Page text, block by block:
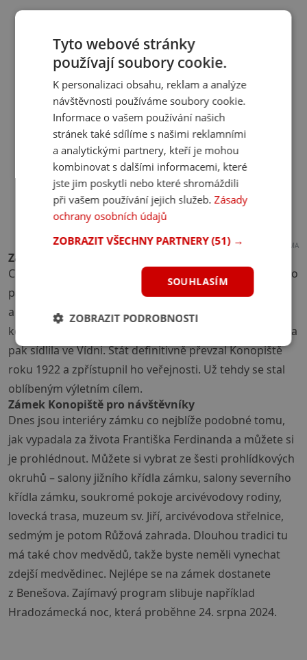
REKLAMA
Zabavené sídlo
Co se stalo s Konopištěm po zavraždění arcivévodského
páru v Sarajevu v červnu roku 1914? Panství Konopiště
a zámek připadlo jejich osiřelým dětem. Po roce 1918,
když vzniklo Československo, bylo ale zabaveno. Rodina
pak sídlila ve Vídni. Stát definitivně převzal Konopiště
roku 1922 a zpřístupnil ho veřejnosti. Už tehdy se stal
oblíbeným výletním cílem.
Zámek Konopiště pro návštěvníky
Dnes jsou interiéry zámku co nejblíže podobné tomu,
jak vypadala za života Františka Ferdinanda a můžete si
je prohlédnout. Můžete si vybrat ze šesti prohlídkových
okruhů – salony jižního křídla zámku, salony severního
křídla zámku, soukromé pokoje arcivévodovy rodiny,
lovecká trasa, muzeum sv. Jiří, arcivévodova střelnice,
sedmým je potom Růžová zahrada. Dlouhou tradici tu
má také chov medvědů, takže byste neměli vynechat
zdejší medvědinec. Nejlépe se na zámek dostanete
z Benešova. Zajímavý program slibuje například
Hradozámecká noc, která proběhne 24. srpna 2024.
Tyto webové stránky
používají soubory cookie.
K personalizaci obsahu, reklam a analýze
návštěvnosti používáme soubory cookie.
Informace o vašem používání našich
stránek také sdílíme s našimi reklamními
a analytickými partnery, kteří je mohou
kombinovat s dalšími informacemi, které
jste jim poskytli nebo které shromáždili
při vašem používání jejich služeb.Zásady
ochrany osobních údajů
ZOBRAZIT VŠECHNY PARTNERY(51) →
SOUHLASÍM
ZOBRAZIT PODROBNOSTI